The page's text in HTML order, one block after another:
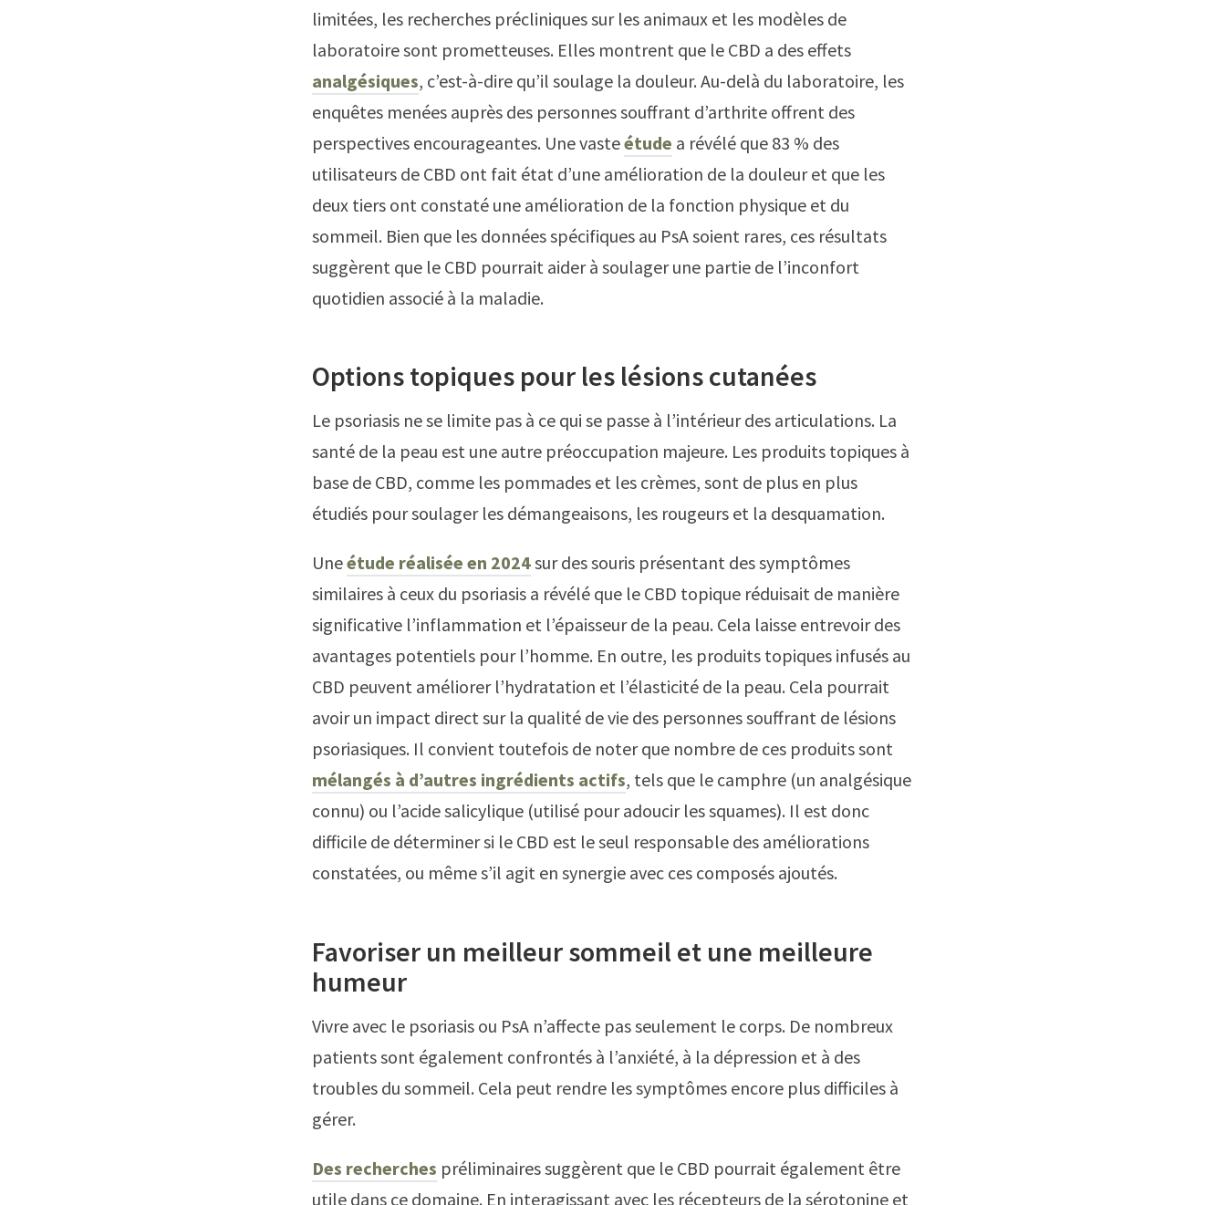
limitées, les recherches précliniques sur les animaux et les modèles de
laboratoire sont prometteuses. Elles montrent que le CBD a des effets
analgésiques, c’est-à-dire qu’il soulage la douleur. Au-delà du laboratoire, les
enquêtes menées auprès des personnes souffrant d’arthrite offrent des
perspectives encourageantes. Une vasteétude a révélé que 83 % des
utilisateurs de CBD ont fait état d’une amélioration de la douleur et que les
deux tiers ont constaté une amélioration de la fonction physique et du
sommeil. Bien que les données spécifiques au PsA soient rares, ces résultats
suggèrent que le CBD pourrait aider à soulager une partie de l’inconfort
quotidien associé à la maladie.
Options topiques pour les lésions cutanées
Le psoriasis ne se limite pas à ce qui se passe à l’intérieur des articulations. La
santé de la peau est une autre préoccupation majeure. Les produits topiques à
base de CBD, comme les pommades et les crèmes, sont de plus en plus
étudiés pour soulager les démangeaisons, les rougeurs et la desquamation.
Uneétude réalisée en 2024sur des souris présentant des symptômes
similaires à ceux du psoriasis a révélé que le CBD topique réduisait de manière
significative l’inflammation et l’épaisseur de la peau. Cela laisse entrevoir des
avantages potentiels pour l’homme. En outre, les produits topiques infusés au
CBD peuvent améliorer l’hydratation et l’élasticité de la peau. Cela pourrait
avoir un impact direct sur la qualité de vie des personnes souffrant de lésions
psoriasiques. Il convient toutefois de noter que nombre de ces produits sont
mélangés à d’autres ingrédients actifs, tels que le camphre (un analgésique
connu) ou l’acide salicylique (utilisé pour adoucir les squames). Il est donc
difficile de déterminer si le CBD est le seul responsable des améliorations
constatées, ou même s’il agit en synergie avec ces composés ajoutés.
Favoriser un meilleur sommeil et une meilleure
humeur
Vivre avec le psoriasis ou PsA n’affecte pas seulement le corps. De nombreux
patients sont également confrontés à l’anxiété, à la dépression et à des
troubles du sommeil. Cela peut rendre les symptômes encore plus difficiles à
gérer.
Des recherches préliminaires suggèrent que le CBD pourrait également être
utile dans ce domaine. En interagissant avec les récepteurs de la sérotonine et